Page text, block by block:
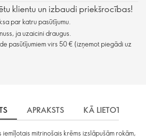
klientu un izbaudi priekšrocības!
par katru pasūtījumu.
ja uzaicini draugus.
pasūtījumiem virs 50 € (izņemot piegādi uz
APRAKSTS KĀ LIETOT
mitrinošais krēms izslāpušām rokām,